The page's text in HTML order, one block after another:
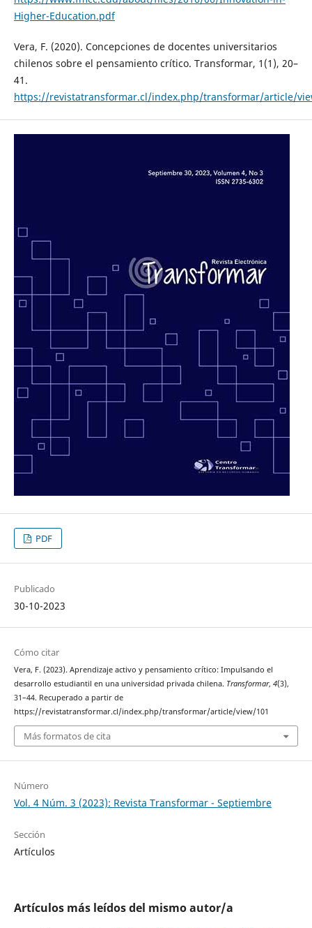
Higher-Education.pdf
Vera, F. (2020). Concepciones de docentes universitarios
chilenos sobre el pensamiento crítico. Transformar, 1(1), 20–
41.
https://revistatransformar.cl/index.php/transformar/article/
PDF
Publicado
30-10-2023
Cómo citar
Vera, F. (2023). Aprendizaje activo y pensamiento crítico: Impulsando el
desarrollo estudiantil en una universidad privada chilena. Transformar, 4(3),
31–44. Recuperado a partir de
https://revistatransformar.cl/index.php/transformar/article/view/101
Más formatos de cita
Número
Vol. 4 Núm. 3 (2023): Revista Transformar - Septiembre
Sección
Artículos
Artículos más leídos del mismo autor/a